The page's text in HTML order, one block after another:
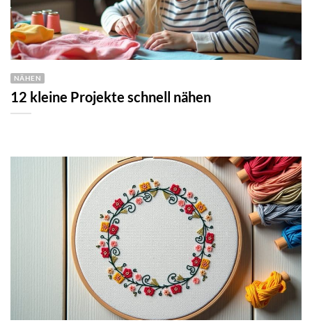
NÄHEN
12 kleine Projekte schnell nähen